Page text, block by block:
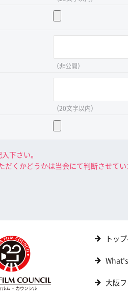
（非公開）
（20文字以内）
下さい。
だくかどうかは当会にて判断させて
トッ
大阪